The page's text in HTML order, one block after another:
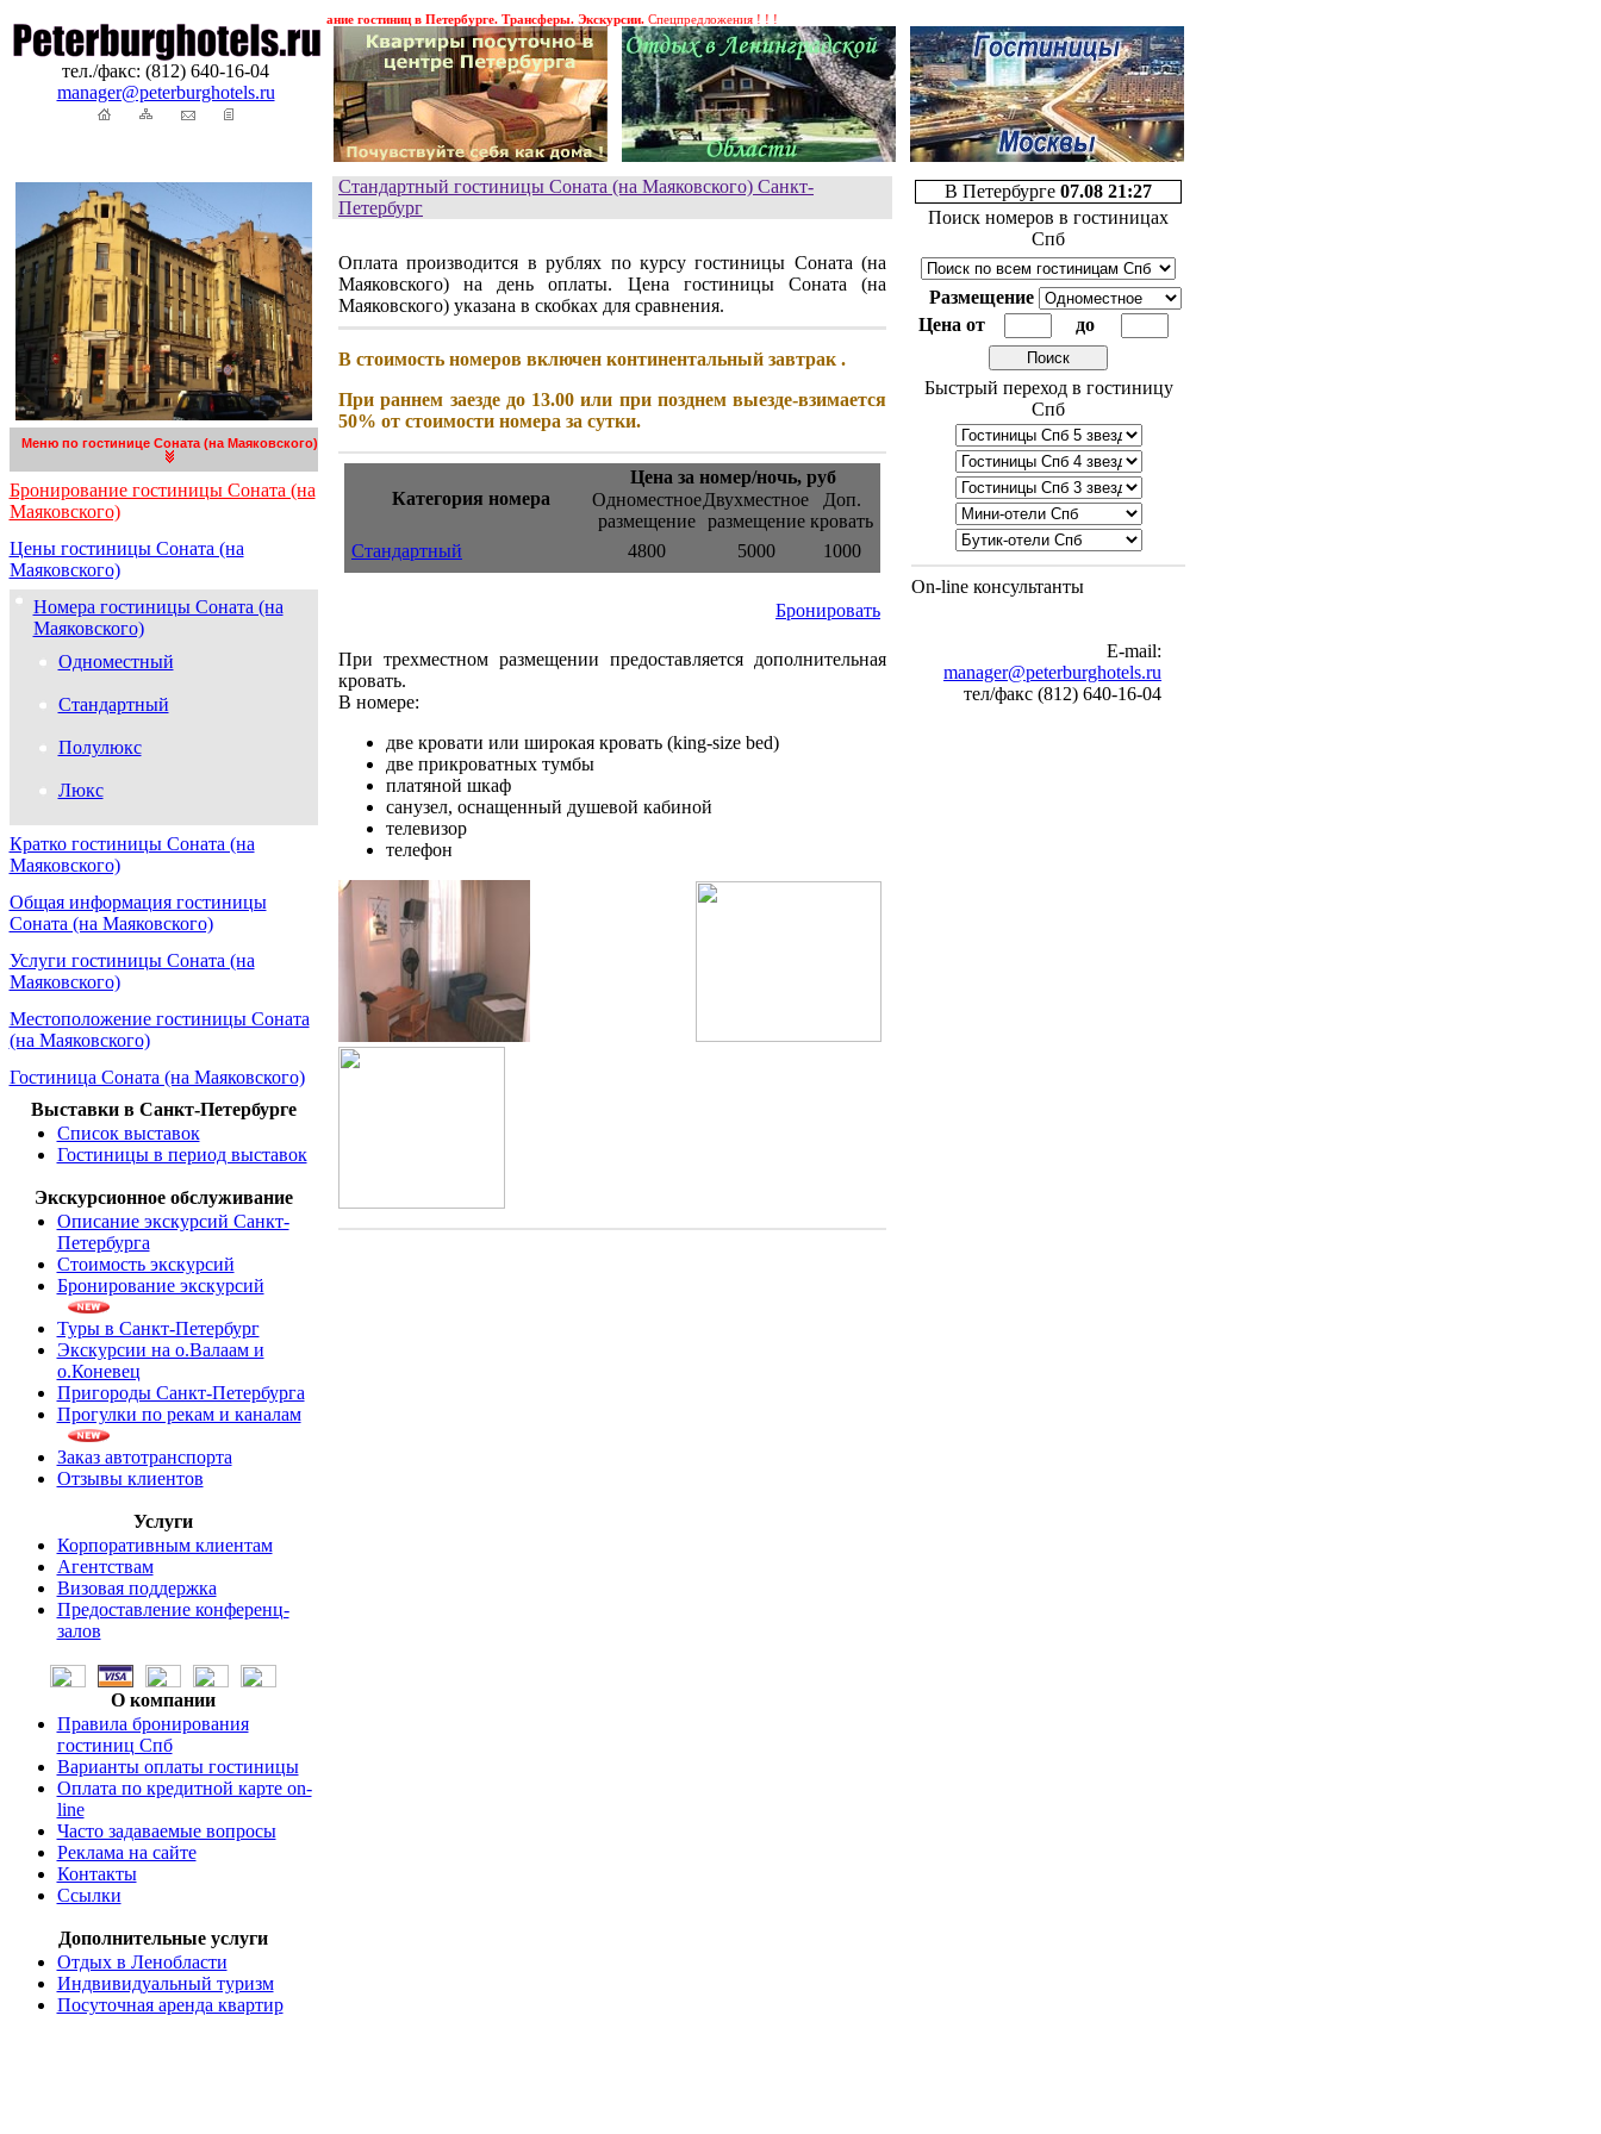
тел./факс: (812) 640-16-04
manager@peterburghotels.ru
Гостиницы Санкт-Петербурга. Бронирование гостиниц в Петербурге. Трансферы. Экскурсии.Спецпредложения ! ! !
Меню по гостинице Соната (на Маяковского)
Бронирование гостиницы Соната (на
Маяковского)
Цены гостиницы Соната (на
Маяковского)
Номера гостиницы Соната (на
Маяковского)
Одноместный
Стандартный
Полулюкс
Люкс
Кратко гостиницы Соната (на
Маяковского)
Общая информация гостиницы
Соната (на Маяковского)
Услуги гостиницы Соната (на
Маяковского)
Местоположение гостиницы Соната
(на Маяковского)
Гостиница Соната (на Маяковского)
Выставки в Санкт-Петербурге
Список выставок
Гостиницы в период выставок
Экскурсионное обслуживание
Описание экскурсий Санкт-
Петербурга
Стоимость экскурсий
Бронирование экскурсий
Туры в Санкт-Петербург
Экскурсии на о.Валаам и
о.Коневец
Пригороды Санкт-Петербурга
Прогулки по рекам и каналам
Заказ автотранспорта
Отзывы клиентов
Услуги
Корпоративным клиентам
Агентствам
Визовая поддержка
Предоставление конференц-
залов
О компании
Правила бронирования
гостиниц Спб
Варианты оплаты гостиницы
Оплата по кредитной карте on-
line
Часто задаваемые вопросы
Реклама на сайте
Контакты
Ссылки
Дополнительные услуги
Отдых в Ленобласти
Индвивидуальный туризм
Посуточная аренда квартир
Стандартный гостиницы Соната (на Маяковского) Санкт-
Петербург
Оплата производится в рублях по курсу гостиницы Соната (на
Маяковского) на день оплаты. Цена гостиницы Соната (на
Маяковского) указана в скобках для сравнения.
В стоимость номеров включен континентальный завтрак .
При раннем заезде до 13.00 или при позднем выезде-взимается
50% от стоимости номера за сутки.
Категория номера
Цена за номер/ночь, руб
Одноместное
размещение
Двухместное
размещение
Доп.
кровать
Стандартный
4800 5000 1000
Бронировать
При трехместном размещении предоставляется дополнительная
кровать.
В номере:
две кровати или широкая кровать (king-size bed)
две прикроватных тумбы
платяной шкаф
санузел, оснащенный душевой кабиной
телевизор
телефон
В Петербурге 07.08 21:27
Поиск номеров в гостиницах
Спб
Размещение
Цена от
до
Быстрый переход в гостиницу
Спб
On-line консультанты
E-mail:
manager@peterburghotels.ru
тел/факс (812) 640-16-04